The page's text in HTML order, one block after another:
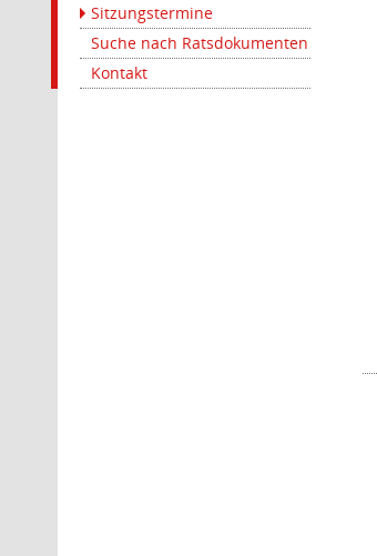
Sitzungstermine
Suche nach Ratsdokumenten
Kontakt